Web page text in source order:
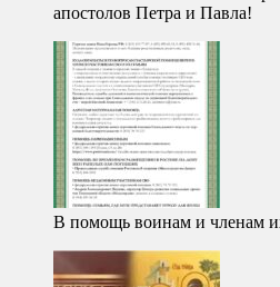
апостолов Петра и Павла!
В помощь воинам и членам